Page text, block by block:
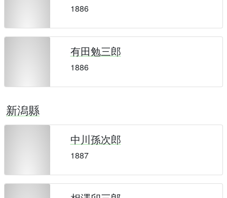
1886
有田勉三郎
1886
新潟縣
中川孫次郎
1887